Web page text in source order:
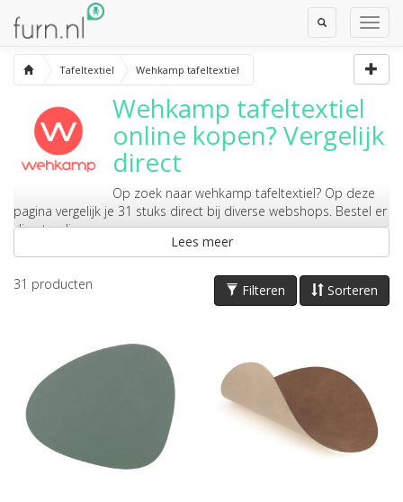
Toggle
Search
Tafeltextiel Wehkamp tafeltextiel
Wehkamp tafeltextiel
online kopen? Vergelijk
direct
Op zoek naar wehkamp tafeltextiel? Op deze
pagina vergelijk je 31 stuks direct bij diverse webshops. Bestel er
direct online.
Lees meer
Sorteren
Filteren
31 producten